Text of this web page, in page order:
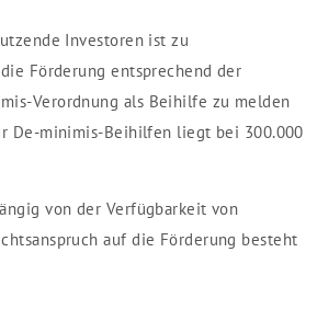
Investoren ist zu
Förderung entsprechend der
Verordnung als Beihilfe zu melden
De-minimis-Beihilfen liegt bei 300.000
von der Verfügbarkeit von
auf die Förderung besteht